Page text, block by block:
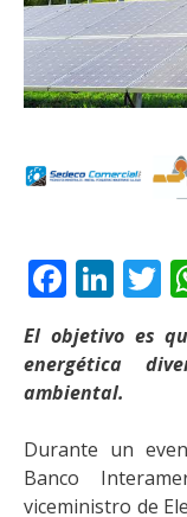
El objetivo es
energética
ambiental.
Durante un
Banco
viceministro de